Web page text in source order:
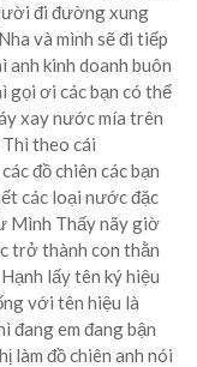
đi đường xung
và mình sẽ đi tiếp
anh kinh doanh buôn
gọi ơi các bạn có thể
xay nước mía trên
theo cái
đồ chiên các bạn
các loại nước đặc
Mình Thấy nãy giờ
trở thành con thằn
lấy tên ký hiệu
với tên hiệu là
đang em đang bận
làm đồ chiên anh nói